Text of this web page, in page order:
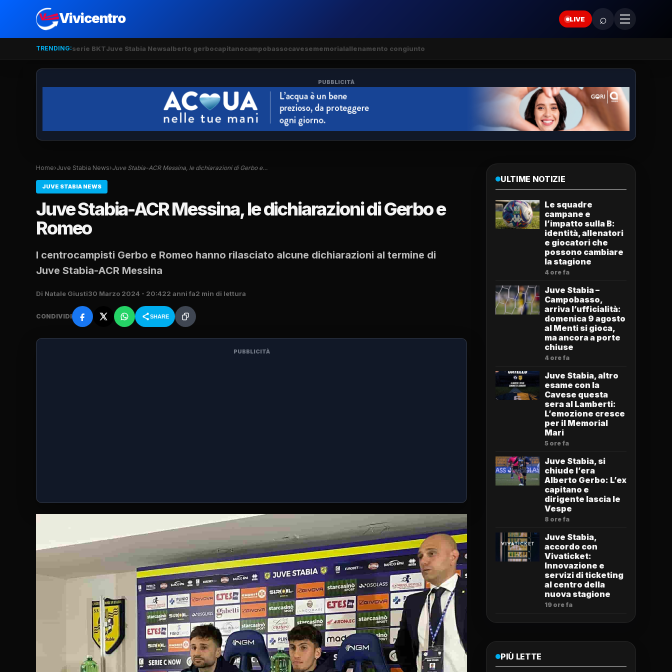
Vivicentro LIVE ⌕
TRENDING:serie BKTJuve Stabia Newsalberto gerbocapitanocampobassocavesememorialallenamento congiunto
PUBBLICITÀ
Home›Juve Stabia News›Juve Stabia-ACR Messina, le dichiarazioni di Gerbo e…
JUVE STABIA NEWS
Juve Stabia-ACR Messina, le dichiarazioni di Gerbo e
Romeo
I centrocampisti Gerbo e Romeo hanno rilasciato alcune dichiarazioni al termine di
Juve Stabia-ACR Messina
Di Natale Giusti30 Marzo 2024 - 20:422 anni fa2 min di lettura
CONDIVIDI SHARE
PUBBLICITÀ
ULTIME NOTIZIE
Le squadre
campane e
l’impatto sulla B:
identità, allenatori
e giocatori che
possono cambiare
la stagione
4 ore fa
Juve Stabia –
Campobasso,
arriva l’ufficialità:
domenica 9 agosto
al Menti si gioca,
ma ancora a porte
chiuse
4 ore fa
Juve Stabia, altro
esame con la
Cavese questa
sera al Lamberti:
L’emozione cresce
per il Memorial
Mari
5 ore fa
Juve Stabia, si
chiude l’era
Alberto Gerbo: L’ex
capitano e
dirigente lascia le
Vespe
8 ore fa
Juve Stabia,
accordo con
Vivaticket:
Innovazione e
servizi di ticketing
al centro della
nuova stagione
19 ore fa
PIÙ LETTE